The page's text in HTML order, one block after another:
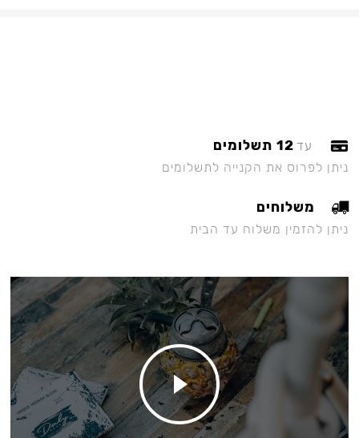
עד 12 תשלומים
ניתן לפרוס את הקנייה לתשלומים
משלוחים
ניתן להזמין משלוח עד הבית